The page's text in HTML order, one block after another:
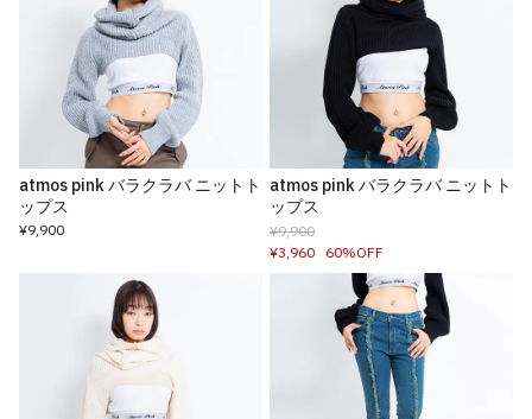
atmos pink バラクラバ ニットト
ップス
¥9,900
atmos pink バラクラバ ニットト
ップス
¥9,900
¥3,960
60%OFF